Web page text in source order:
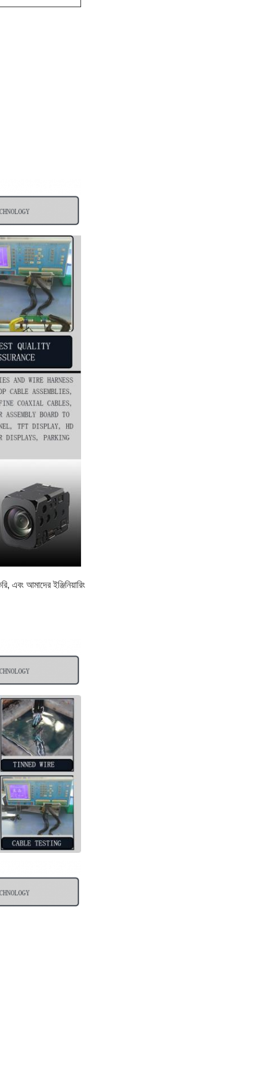
আমাদের ইঞ্জিনিয়ারিং